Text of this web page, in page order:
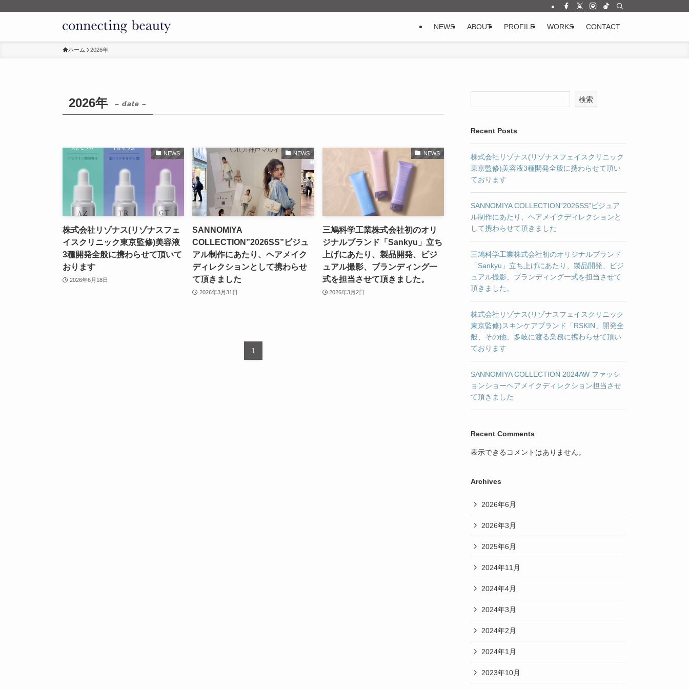
NEWS ABOUT PROFILE WORKS CONTACT
ホーム 2026年
2026年 – date –
NEWS
株式会社リゾナス(リゾナスフェ
イスクリニック東京監修)美容液
3種開発全般に携わらせて頂いて
おります
2026年6月18日
NEWS
SANNOMIYA
COLLECTION”2026SS”ビジュ
アル制作にあたり、ヘアメイク
ディレクションとして携わらせ
て頂きました
2026年3月31日
NEWS
三鳩科学工業株式会社初のオリ
ジナルブランド「Sankyu」立ち
上げにあたり、製品開発、ビジ
ュアル撮影、ブランディング一
式を担当させて頂きました。
2026年3月2日
1
検索
Recent Posts
株式会社リゾナス(リゾナスフェイスクリニック
東京監修)美容液3種開発全般に携わらせて頂い
ております
SANNOMIYA COLLECTION”2026SS”ビジュア
ル制作にあたり、ヘアメイクディレクションと
して携わらせて頂きました
三鳩科学工業株式会社初のオリジナルブランド
「Sankyu」立ち上げにあたり、製品開発、ビジ
ュアル撮影、ブランディング一式を担当させて
頂きました。
株式会社リゾナス(リゾナスフェイスクリニック
東京監修)スキンケアブランド「RSKIN」開発全
般、その他、多岐に渡る業務に携わらせて頂い
ております
SANNOMIYA COLLECTION 2024AW ファッシ
ョンショーヘアメイクディレクション担当させ
て頂きました
Recent Comments
表示できるコメントはありません。
Archives
2026年6月
2026年3月
2025年6月
2024年11月
2024年4月
2024年3月
2024年2月
2024年1月
2023年10月